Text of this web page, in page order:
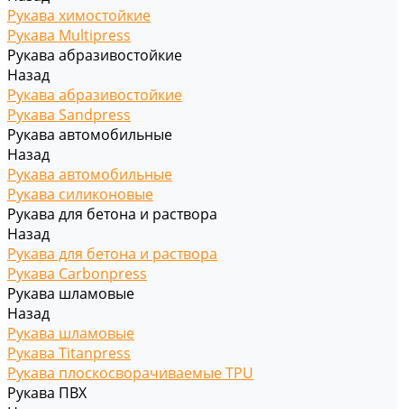
Рукава химостойкие
Рукава Multipress
Рукава абразивостойкие
Назад
Рукава абразивостойкие
Рукава Sandpress
Рукава автомобильные
Назад
Рукава автомобильные
Рукава силиконовые
Рукава для бетона и раствора
Назад
Рукава для бетона и раствора
Рукава Carbonpress
Рукава шламовые
Назад
Рукава шламовые
Рукава Titanpress
Рукава плоскосворачиваемые TPU
Рукава ПВХ